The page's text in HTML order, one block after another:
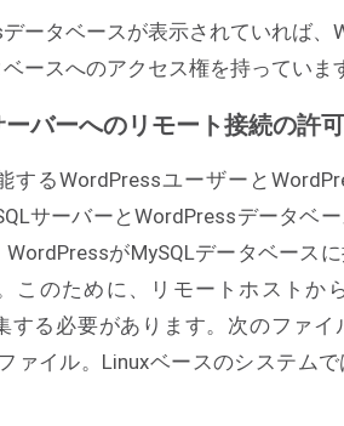
ータベースが表示されていれば、
ースへのアクセス権を持っていま
ーバーへのリモート接続の許可
するWordPressユーザーと
サーバーとWordPressデータベ
WordPressがMySQLデータベース
このために、リモートホストか
する必要があります。次のファ
ァイル。Linuxベースのシステム